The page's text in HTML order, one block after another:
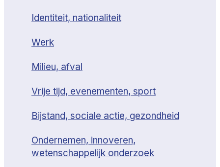
Identiteit, nationaliteit
Werk
Milieu, afval
Vrije tijd, evenementen, sport
Bijstand, sociale actie, gezondheid
Ondernemen, innoveren,
wetenschappelijk onderzoek